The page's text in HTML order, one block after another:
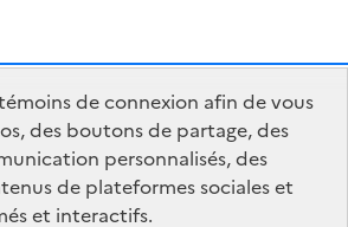
légales Qui sommes-nous ?
pour améliorer les services
de connexion afin de vous
des boutons de partage, des
personnalisés, des
de plateformes sociales et
et interactifs.